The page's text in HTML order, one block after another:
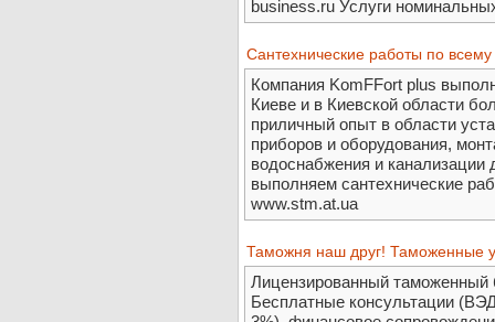
business.ru Услуги
Сантехнические работы по
Компания KomFFort plus
Киеве и в Киевской области
приличный опыт в области
приборов и оборудования,
водоснабжения и
выполняем сантехнические
www.stm.at.ua
Таможня наш друг!
Лицензированный таможенный
Бесплатные консультации